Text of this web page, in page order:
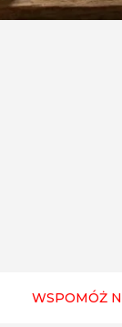
WSPOMÓŻ